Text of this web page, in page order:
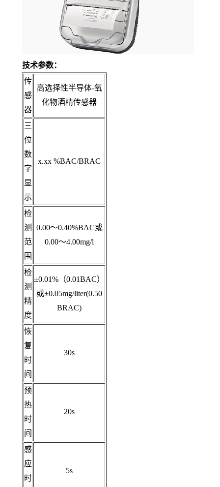
技术参数：
传
感
器
高选择性半导体-氧
化物酒精传感器
三
位
数
字
显
示
x.xx %BAC/BRAC
检
测
范
围
0.00～0.40%BAC或
0.00～4.00mg/l
检
测
精
度
±0.01%（0.01BAC）
或±0.05mg/liter(0.50
BRAC)
恢
复
时
间
30s
预
热
时
间
20s
感
应
时
5s